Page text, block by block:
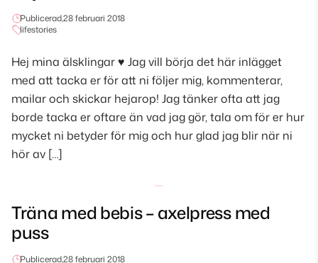
Publicerad,28 februari 2018
lifestories
Hej mina älsklingar ♥ Jag vill börja det här inlägget
med att tacka er för att ni följer mig, kommenterar,
mailar och skickar hejarop! Jag tänker ofta att jag
borde tacka er oftare än vad jag gör, tala om för er hur
mycket ni betyder för mig och hur glad jag blir när ni
hör av […]
Träna med bebis – axelpress med
puss
Publicerad,28 februari 2018